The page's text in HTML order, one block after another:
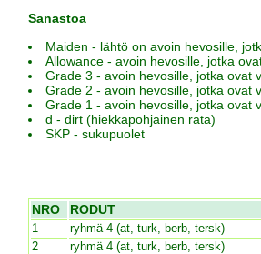
Sanastoa
Maiden - lähtö on avoin hevosille,
Allowance - avoin hevosille, jotka
Grade 3 - avoin hevosille, jotka ovat
Grade 2 - avoin hevosille, jotka ovat
Grade 1 - avoin hevosille, jotka ovat
d - dirt (hiekkapohjainen rata)
SKP - sukupuolet
NRO RODUT
1 ryhmä 4 (at, turk, berb, tersk)
2
ryhmä 4 (at, turk, berb, tersk)